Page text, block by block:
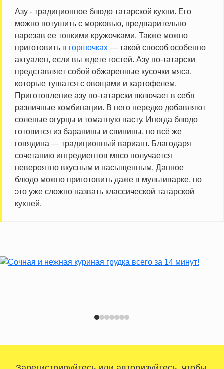
Азу - традиционное блюдо татарской кухни. Его
можно потушить с морковью, предварительно
нарезав ее тонкими кружочками. Также можно
приготовить в горшочках — такой способ особенно
актуален, если вы ждете гостей. Азу по-татарски
представляет собой обжаренные кусочки мяса,
которые тушатся с овощами и картофелем.
Приготовление азу по-татарски включает в себя
различные комбинации. В него нередко добавляют
соленые огурцы и томатную пасту. Иногда блюдо
готовится из баранины и свинины, но всё же
говядина — традиционный вариант. Благодаря
сочетанию ингредиентов мясо получается
невероятно вкусным и насыщенным. Данное
блюдо можно приготовить даже в мультиварке, но
это уже сложно назвать классической татарской
кухней.